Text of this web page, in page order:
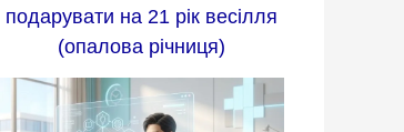
подарувати на 21 рік весілля
(опалова річниця)